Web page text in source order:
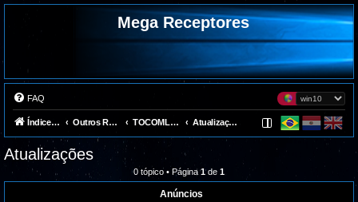
Mega Receptores
FAQ
Índice do fórum Outros Receptores TOCOMLINK Atualizações
Atualizações
0 tópico • Página1de 1
Anúncios